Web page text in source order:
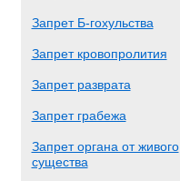
Запрет Б-гохульства
Запрет кровопролития
Запрет разврата
Запрет грабежа
Запрет органа от живого
существа